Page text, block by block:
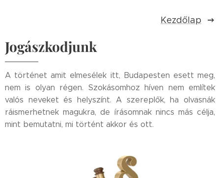
többek között új
között. Az
ingatlan ügynök,
biztosítási
ügynök,
Kezdőlap
Jogászkodjunk
A történet amit elmesélek itt, Budapesten esett meg,
nem is olyan régen. Szokásomhoz híven nem említek
valós neveket és helyszínt. A szereplők, ha olvasnák
ráismerhetnek magukra, de írásomnak nincs más célja,
mint bemutatni, mi történt akkor és ott.